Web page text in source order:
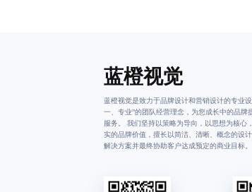
蓝橙视觉
蓝橙视觉是致力于品牌设计和营销设计的专业
一、专业”的团队经营理念，为您成长中的品牌
服务。 我们坚持以策略为导向，以思想为核心
实的品牌价值，擅长以简洁、清晰、概念的设
解决方案并最终协助客户达成预定的商业目标。